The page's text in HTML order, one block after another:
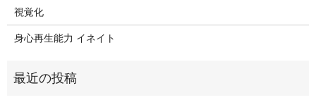
視覚化
身心再生能力 イネイト